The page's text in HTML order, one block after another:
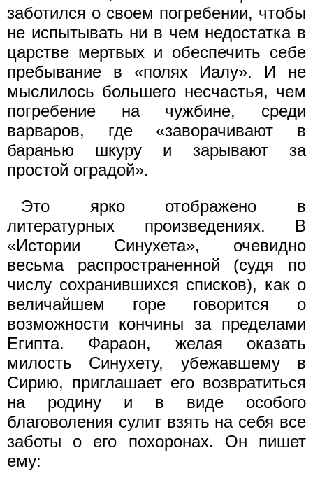
заботился о своем погребении, чтобы
не испытывать ни в чем недостатка в
царстве мертвых и обеспечить себе
пребывание в «полях Иалу». И не
мыслилось большего несчастья, чем
погребение на чужбине, среди
варваров, где «заворачивают в
баранью шкуру и зарывают за
простой оградой».
Это ярко отображено в
литературных произведениях. В
«Истории Синухета», очевидно
весьма распространенной (судя по
числу сохранившихся списков), как о
величайшем горе говорится о
возможности кончины за пределами
Египта. Фараон, желая оказать
милость Синухету, убежавшему в
Сирию, приглашает его возвратиться
на родину и в виде особого
благоволения сулит взять на себя все
заботы о его похоронах. Он пишет
ему: